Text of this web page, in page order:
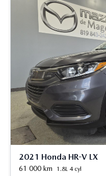
2021 Honda HR-V LX
61 000 km 1.8L 4 cyl